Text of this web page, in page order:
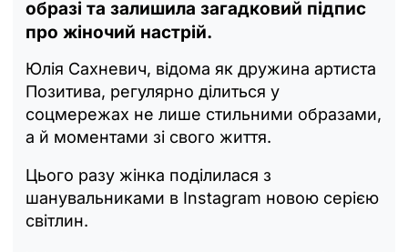
образі та залишила загадковий підпис
про жіночий настрій.
Юлія Сахневич, відома як дружина артиста
Позитива, регулярно ділиться у
соцмережах не лише стильними образами,
а й моментами зі свого життя.
Цього разу жінка поділилася з
шанувальниками в Instagram новою серією
світлин.